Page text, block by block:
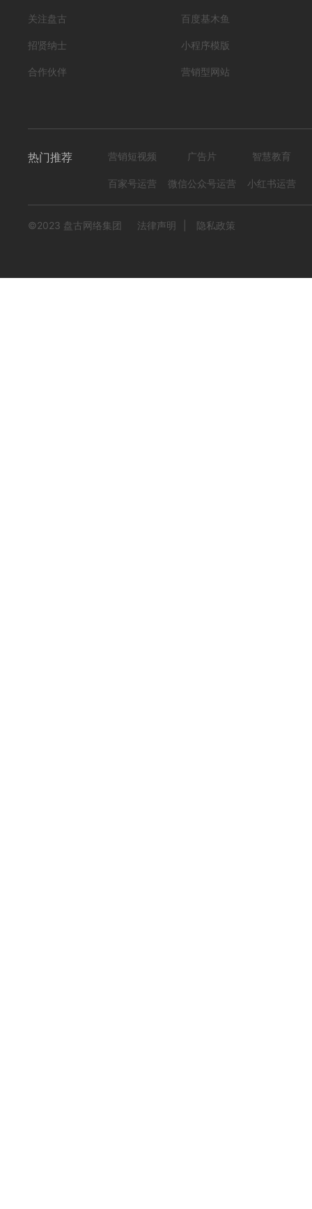
关注盘古
招贤纳士
合作伙伴
百度基木鱼
小程序模版
营销型网站
热门推荐 营销短视频 广告片 智慧教育
百家号运营 微信公众号运营 小红书运营
©2023 盘古网络集团 法律声明 隐私政策